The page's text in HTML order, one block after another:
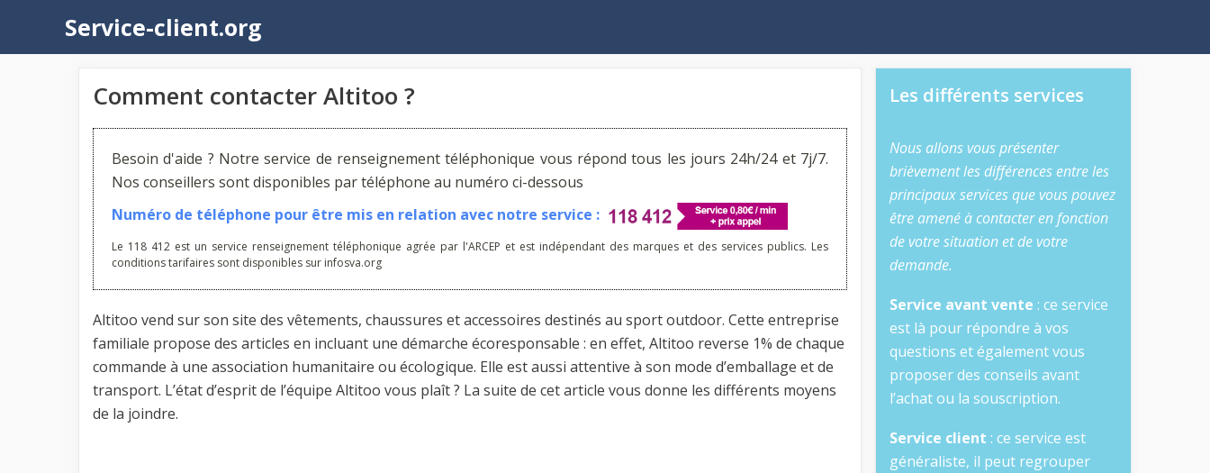
contenu
Service-client.org
Comment contacter Altitoo ?
Besoin d'aide ? Notre service de renseignement téléphonique vous répond tous les jours 24h/24 et 7j/7.
Nos conseillers sont disponibles par téléphone au numéro ci-dessous
Numéro de téléphone pour être mis en relation avec notre service :
Le 118 412 est un service renseignement téléphonique agrée par l'ARCEP et est indépendant des marques et des services publics. Les
conditions tarifaires sont disponibles sur infosva.org
Altitoo vend sur son site des vêtements, chaussures et accessoires destinés au sport outdoor. Cette entreprise
familiale propose des articles en incluant une démarche écoresponsable : en effet, Altitoo reverse 1% de chaque
commande à une association humanitaire ou écologique. Elle est aussi attentive à son mode d’emballage et de
transport. L’état d’esprit de l’équipe Altitoo vous plaît ? La suite de cet article vous donne les différents moyens
de la joindre.
Les différents services
Nous allons vous présenter
brièvement les différences entre les
principaux services que vous pouvez
être amené à contacter en fonction
de votre situation et de votre
demande.
Service avant vente : ce service
est là pour répondre à vos
questions et également vous
proposer des conseils avant
l’achat ou la souscription.
Service client : ce service est
généraliste, il peut regrouper